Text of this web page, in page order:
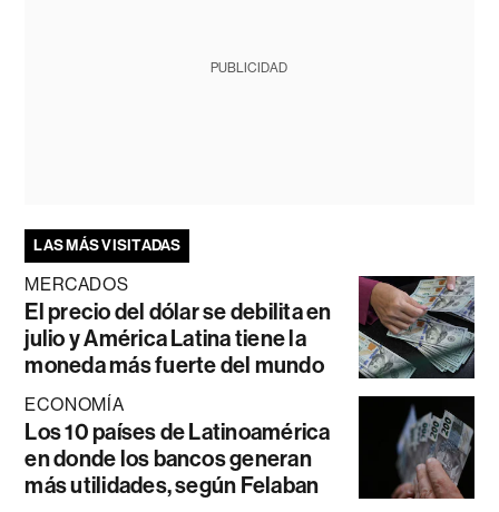
PUBLICIDAD
LAS MÁS VISITADAS
MERCADOS
El precio del dólar se debilita en
julio y América Latina tiene la
moneda más fuerte del mundo
ECONOMÍA
Los 10 países de Latinoamérica
en donde los bancos generan
más utilidades, según Felaban